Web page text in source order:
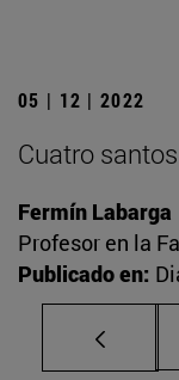
05 | 12 | 2022
Cuatro
Fermín Labarga
Profesor en la
Publicado en: